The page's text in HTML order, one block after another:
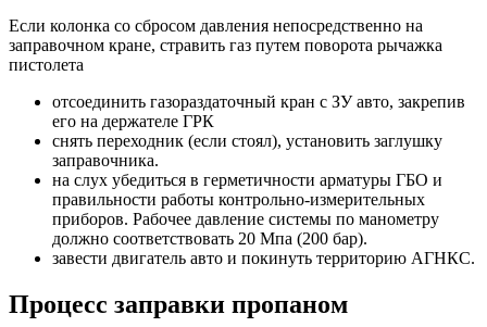
Если колонка со сбросом давления непосредственно на
заправочном кране, стравить газ путем поворота рычажка
пистолета
отсоединить газораздаточный кран с ЗУ авто, закрепив
его на держателе ГРК
снять переходник (если стоял), установить заглушку
заправочника.
на слух убедиться в герметичности арматуры ГБО и
правильности работы контрольно-измерительных
приборов. Рабочее давление системы по манометру
должно соответствовать 20 Мпа (200 бар).
завести двигатель авто и покинуть территорию АГНКС.
Процесс заправки пропаном